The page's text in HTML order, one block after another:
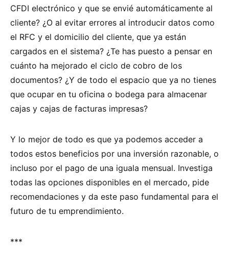
CFDI electrónico y que se envié automáticamente al
cliente? ¿O al evitar errores al introducir datos como
el RFC y el domicilio del cliente, que ya están
cargados en el sistema? ¿Te has puesto a pensar en
cuánto ha mejorado el ciclo de cobro de los
documentos? ¿Y de todo el espacio que ya no tienes
que ocupar en tu oficina o bodega para almacenar
cajas y cajas de facturas impresas?
Y lo mejor de todo es que ya podemos acceder a
todos estos beneficios por una inversión razonable, o
incluso por el pago de una iguala mensual. Investiga
todas las opciones disponibles en el mercado, pide
recomendaciones y da este paso fundamental para el
futuro de tu emprendimiento.
***